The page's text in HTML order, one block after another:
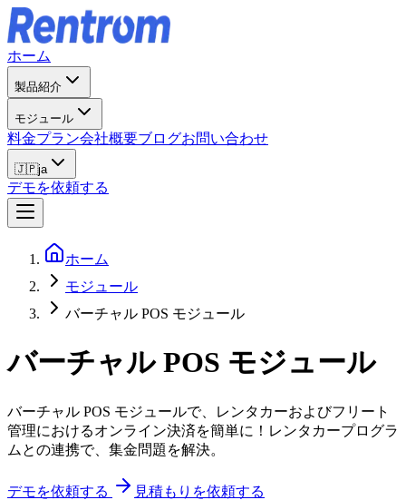
ホーム
製品紹介
モジュール
料金プラン会社概要ブログお問い合わせ
🇯🇵ja
デモを依頼する
ホーム
モジュール
バーチャル POS モジュール
バーチャル POS モジュール
バーチャル POS モジュールで、レンタカーおよびフリート
管理におけるオンライン決済を簡単に！レンタカープログラ
ムとの連携で、集金問題を解決。
デモを依頼する 見積もりを依頼する